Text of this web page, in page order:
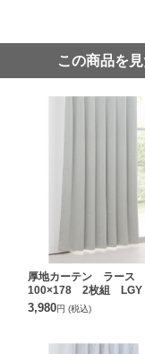
この商品を
厚地カーテン ラース
100×178 2枚組 LGY
3,980円 (税込)